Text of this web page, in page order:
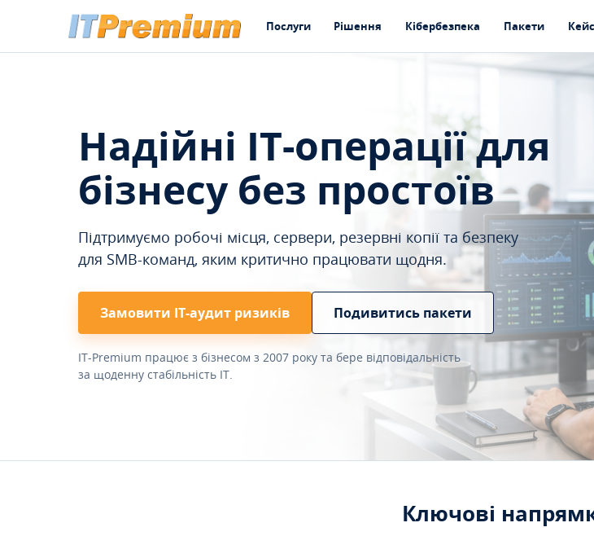
Послуги Рішення Кібербезпека Пакети
Надійні IT-операції для
бізнесу без простоїв
Підтримуємо робочі місця, сервери, резервні копії та безпеку
для SMB-команд, яким критично працювати щодня.
Замовити ІТ-аудит ризиків Подивитись пакети
IT-Premium працює з бізнесом з 2007 року та бере відповідальність
за щоденну стабільність IT.
Ключові